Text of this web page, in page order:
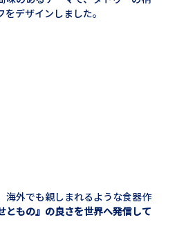
デザインしました。
海外でも親しまれるような食器作
ともの』の良さを世界へ発信して